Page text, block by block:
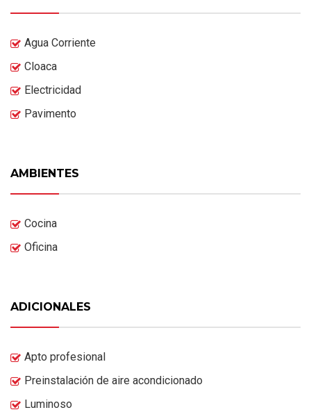
Agua Corriente
Cloaca
Electricidad
Pavimento
AMBIENTES
Cocina
Oficina
ADICIONALES
Apto profesional
Preinstalación de aire acondicionado
Luminoso